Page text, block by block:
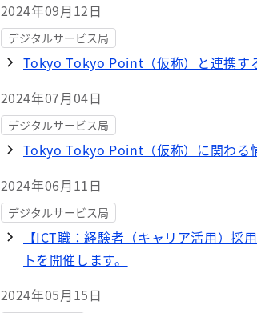
2024年09月12日
デジタルサービス局
Tokyo Tokyo Point（仮称）と連携す
2024年07月04日
デジタルサービス局
Tokyo Tokyo Point（仮称）に関わる
2024年06月11日
デジタルサービス局
【ICT職：経験者（キャリア活用）
トを開催します。
2024年05月15日